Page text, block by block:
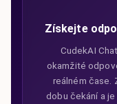
Získejte
CudekAI
okamžité
reálném čase.
dobu čekání a